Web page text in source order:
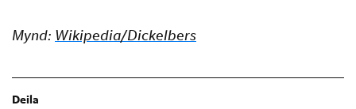
Mynd: Wikipedia/Dickelbers
Deila